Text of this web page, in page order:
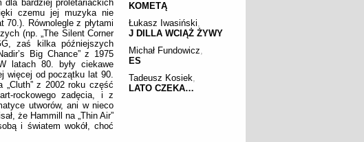
KOMETĄ
Łukasz Iwasiński,
J DILLA WCIĄŻ ŻYWY
Michał Fundowicz,
ES
Tadeusz Kosiek,
LATO CZEKA…
dla bardziej proletariackich
czemu jej muzyka nie
70.). Równolegle z płytami
(np. „The Silent Corner
zaś kilka późniejszych
Big Chance” z 1975
latach 80. były ciekawe
więcej od początku lat 90.
„Cluth” z 2002 roku część
rockowego zadęcia, i z
utworów, ani w nieco
że Hammill na „Thin Air”
i światem wokół, choć